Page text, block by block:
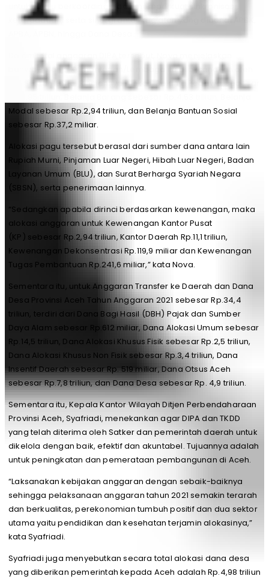
untuk selalu berkoordinasi dan memperkuat sinkronisasi,
keterpaduan, serta sinergi antar kegiatan yang didanai APBK,
Dalam total anggaran DIPA tersebut, Nova menjelaskan
bahwa Belanja Kementerian/Lembaga itu dilaksanakan oleh
778 Satuan Kerja. Rinciannya Alokasi Belanja Pegawai sebesar
Modal sebesar Rp.2,94 triliun, dan Belanja Bantuan Sosial
sebesar Rp.37,2 miliar.
Alokasi pagu tersebut berasal dari sumber dana antara lain
Rupiah Murni, Pinjaman Luar Negeri, Hibah Luar Negeri, Badan
Layanan Umum (BLU), dan Surat Berharga Syariah Negara
(SBSN), serta penerimaan lainnya.
“Sedangkan apabila dirinci berdasarkan kewenangan, maka
alokasi anggaran untuk Kewenangan Kantor Pusat
(KP) sebesar Rp.2,94 triliun, Kantor Daerah Rp.11,1 triliun,
Kewenangan Dekonsentrasi Rp.119,9 miliar dan Kewenangan
Tugas Pembantuan Rp.241,6 miliar,” kata Nova.
Sementara itu, untuk Anggaran Transfer ke Daerah dan Dana
Desa Provinsi Aceh Tahun Anggaran 2021 sebesar Rp.34,4
triliun, terdiri dari Dana Bagi Hasil (DBH) Pajak dan Sumber
Daya Alam sebesar Rp.612 miliar, Dana Alokasi Umum sebesar
Rp.14,5 triliun, Dana Alokasi Khusus Fisik sebesar Rp.2,5 triliun,
Dana Alokasi Khusus Non Fisik sebesar Rp.3,4 triliun, Dana
Insentif Daerah sebesar Rp. 519 miliar, Dana Otsus Aceh
sebesar Rp.7,8 triliun, dan Dana Desa sebesar Rp. 4,9 triliun.
Sementara itu, Kepala Kantor Wilayah Ditjen Perbendaharaan
Provinsi Aceh, Syafriadi, menekankan agar DIPA dan TKDD
yang telah diterima oleh Satker dan pemerintah daerah untuk
dikelola dengan baik, efektif dan akuntabel. Tujuannya adalah
untuk peningkatan dan pemerataan pembangunan di Aceh.
“Laksanakan kebijakan anggaran dengan sebaik-baiknya
sehingga pelaksanaan anggaran tahun 2021 semakin terarah
dan berkualitas, perekonomian tumbuh positif dan dua sektor
utama yaitu pendidikan dan kesehatan terjamin alokasinya,”
kata Syafriadi.
Syafriadi juga menyebutkan secara total alokasi dana desa
yang diberikan pemerintah kepada Aceh adalah Rp.4,98 triliun